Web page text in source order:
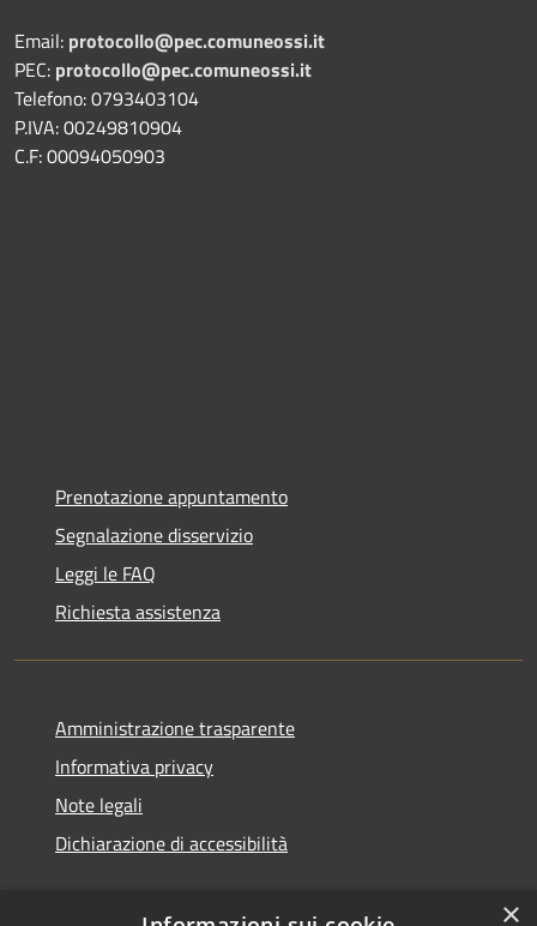
Email: protocollo@pec.comuneossi.it
PEC: protocollo@pec.comuneossi.it
Telefono: 0793403104
P.IVA: 00249810904
C.F: 00094050903
Prenotazione appuntamento
Segnalazione disservizio
Leggi le FAQ
Richiesta assistenza
Amministrazione trasparente
Informativa privacy
Note legali
Dichiarazione di accessibilità
×